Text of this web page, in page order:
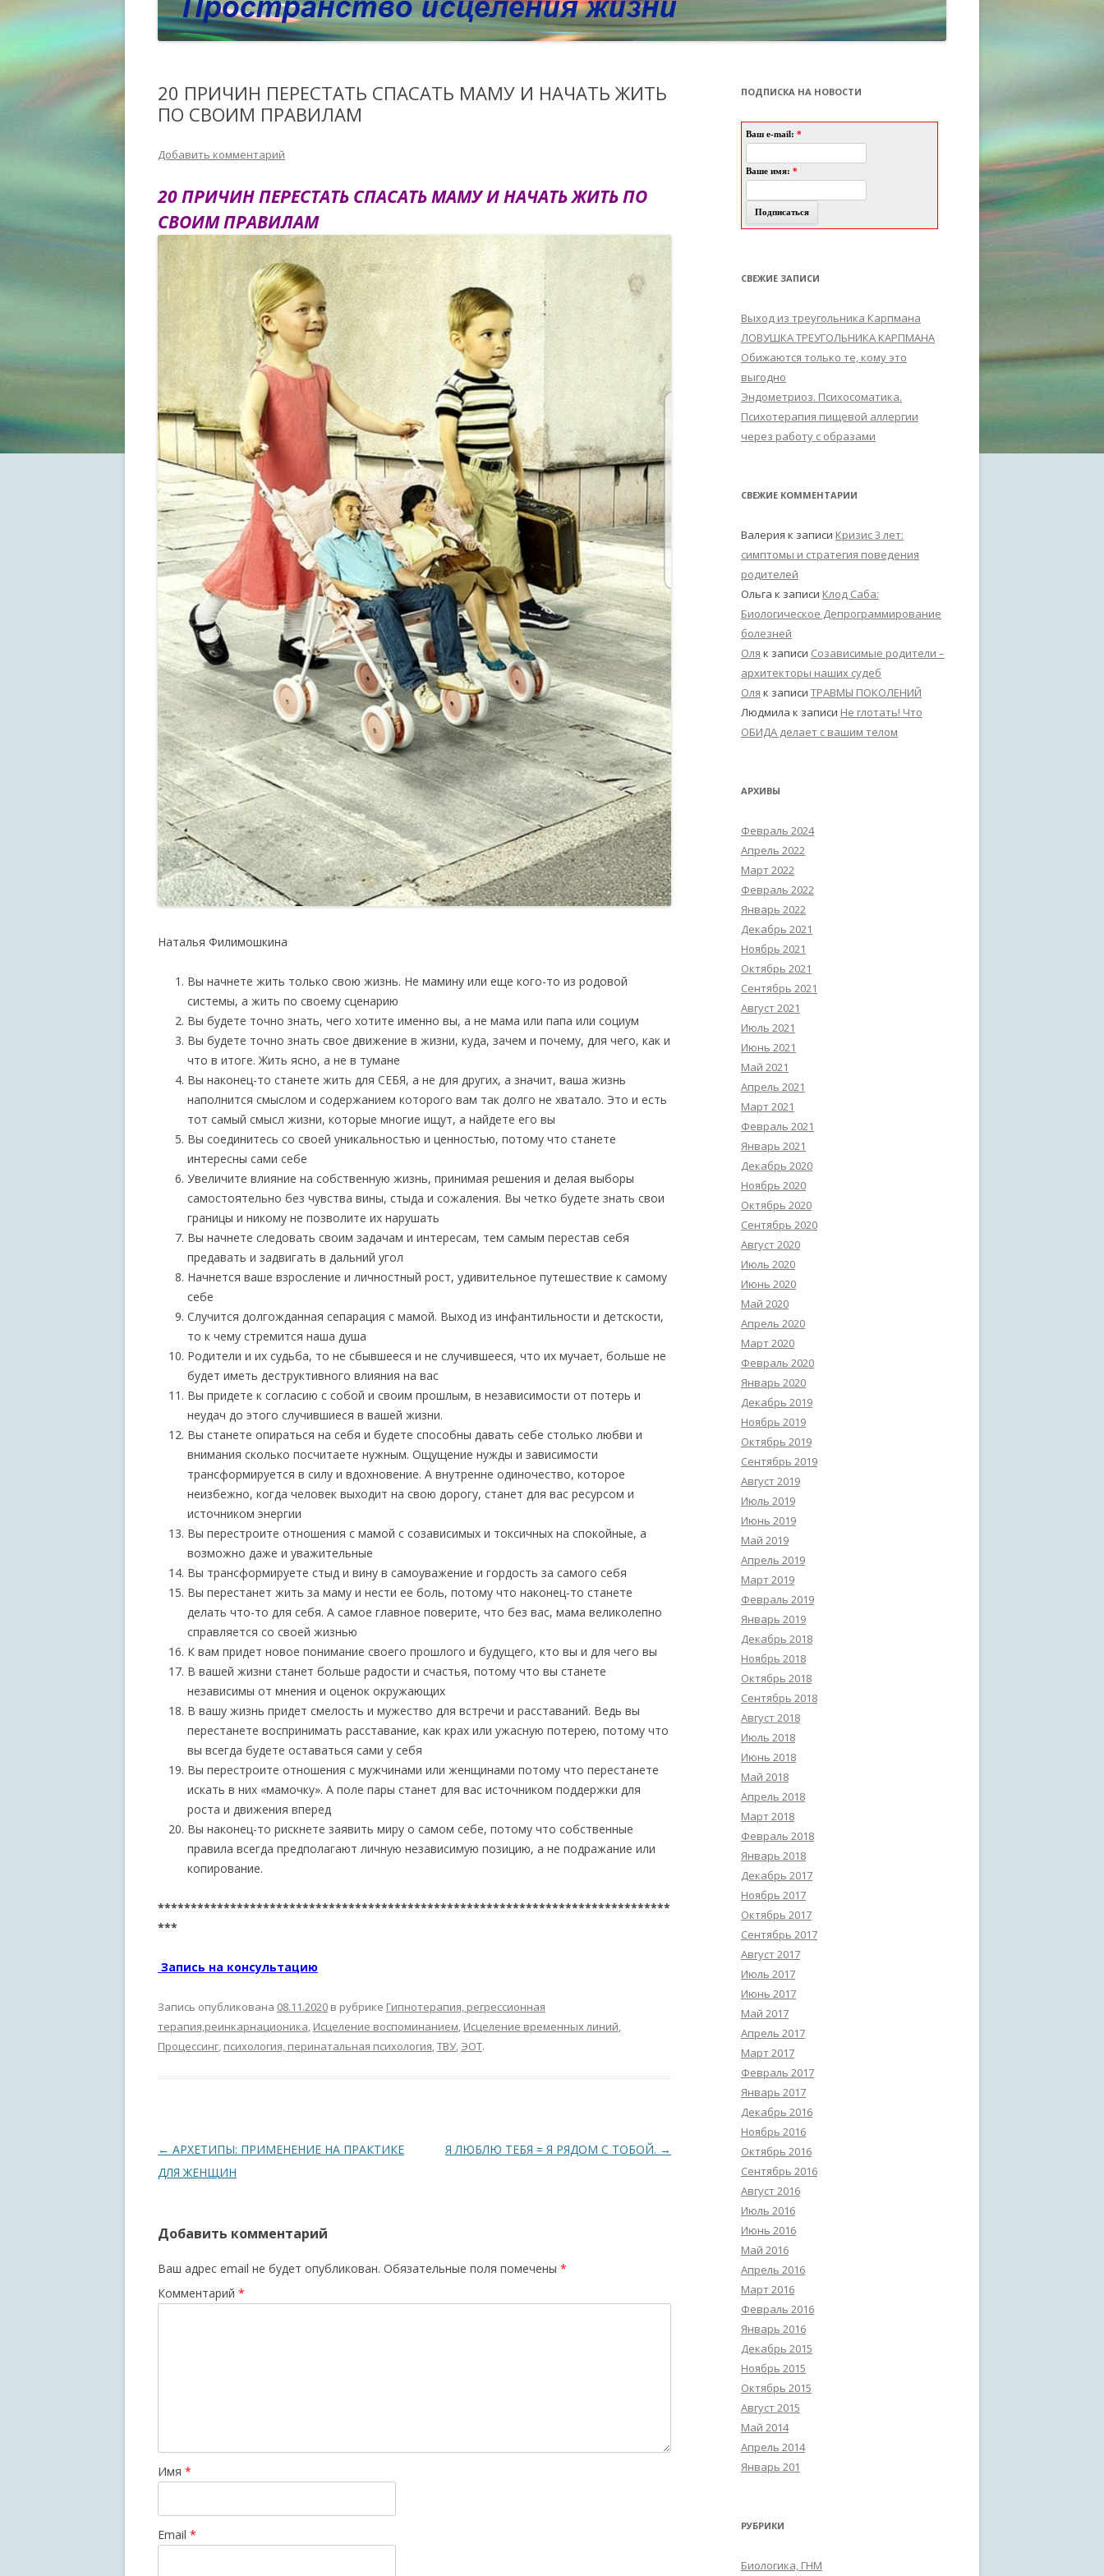
20 ПРИЧИН ПЕРЕСТАТЬ СПАСАТЬ МАМУ И НАЧАТЬ ЖИТЬ
ПО СВОИМ ПРАВИЛАМ
Добавить комментарий
20 ПРИЧИН ПЕРЕСТАТЬ СПАСАТЬ МАМУ И НАЧАТЬ ЖИТЬ ПО
СВОИМ ПРАВИЛАМ
Наталья Филимошкина
Вы начнете жить только свою жизнь. Не мамину или еще кого-то из родовой
системы, а жить по своему сценарию
Вы будете точно знать, чего хотите именно вы, а не мама или папа или социум
Вы будете точно знать свое движение в жизни, куда, зачем и почему, для чего, как и
что в итоге. Жить ясно, а не в тумане
Вы наконец-то станете жить для СЕБЯ, а не для других, а значит, ваша жизнь
наполнится смыслом и содержанием которого вам так долго не хватало. Это и есть
тот самый смысл жизни, которые многие ищут, а найдете его вы
Вы соединитесь со своей уникальностью и ценностью, потому что станете
интересны сами себе
Увеличите влияние на собственную жизнь, принимая решения и делая выборы
самостоятельно без чувства вины, стыда и сожаления. Вы четко будете знать свои
границы и никому не позволите их нарушать
Вы начнете следовать своим задачам и интересам, тем самым перестав себя
предавать и задвигать в дальний угол
Начнется ваше взросление и личностный рост, удивительное путешествие к самому
себе
Случится долгожданная сепарация с мамой. Выход из инфантильности и детскости,
то к чему стремится наша душа
Родители и их судьба, то не сбывшееся и не случившееся, что их мучает, больше не
будет иметь деструктивного влияния на вас
Вы придете к согласию с собой и своим прошлым, в независимости от потерь и
неудач до этого случившиеся в вашей жизни.
Вы станете опираться на себя и будете способны давать себе столько любви и
внимания сколько посчитаете нужным. Ощущение нужды и зависимости
трансформируется в силу и вдохновение. А внутренне одиночество, которое
неизбежно, когда человек выходит на свою дорогу, станет для вас ресурсом и
источником энергии
Вы перестроите отношения с мамой с созависимых и токсичных на спокойные, а
возможно даже и уважительные
Вы трансформируете стыд и вину в самоуважение и гордость за самого себя
Вы перестанет жить за маму и нести ее боль, потому что наконец-то станете
делать что-то для себя. А самое главное поверите, что без вас, мама великолепно
справляется со своей жизнью
К вам придет новое понимание своего прошлого и будущего, кто вы и для чего вы
В вашей жизни станет больше радости и счастья, потому что вы станете
независимы от мнения и оценок окружающих
В вашу жизнь придет смелость и мужество для встречи и расставаний. Ведь вы
перестанете воспринимать расставание, как крах или ужасную потерею, потому что
вы всегда будете оставаться сами у себя
Вы перестроите отношения с мужчинами или женщинами потому что перестанете
искать в них «мамочку». А поле пары станет для вас источником поддержки для
роста и движения вперед
Вы наконец-то рискнете заявить миру о самом себе, потому что собственные
правила всегда предполагают личную независимую позицию, а не подражание или
копирование.
******************************************************************************
***
Запись на консультацию
Запись опубликована 08.11.2020 в рубрике Гипнотерапия, регрессионная
терапия,реинкарнационика, Исцеление воспоминанием, Исцеление временных линий,
Процессинг, психология, перинатальная психология,ТВУ, ЭОТ.
Навигация по записям
← АРХЕТИПЫ: ПРИМЕНЕНИЕ НА ПРАКТИКЕ
ДЛЯ ЖЕНЩИН
Я ЛЮБЛЮ ТЕБЯ = Я РЯДОМ С ТОБОЙ. →
Добавить комментарий
Ваш адрес email не будет опубликован. Обязательные поля помечены *
Комментарий *
Имя *
Email *
ПОДПИСКА НА НОВОСТИ
Ваш e-mail: *
Ваше имя: *
СВЕЖИЕ ЗАПИСИ
Выход из треугольника Карпмана
ЛОВУШКА ТРЕУГОЛЬНИКА КАРПМАНА
Обижаются только те, кому это
выгодно
Эндометриоз. Психосоматика.
Психотерапия пищевой аллергии
через работу с образами
СВЕЖИЕ КОММЕНТАРИИ
Валерия к записи Кризис 3 лет:
симптомы и стратегия поведения
родителей
Ольга к записи Клод Саба:
Биологическое Депрограммирование
болезней
Оля к записи Созависимые родители –
архитекторы наших судеб
Оля к записи ТРАВМЫ ПОКОЛЕНИЙ
Людмила к записи Не глотать! Что
ОБИДА делает с вашим телом
АРХИВЫ
Февраль 2024
Апрель 2022
Март 2022
Февраль 2022
Январь 2022
Декабрь 2021
Ноябрь 2021
Октябрь 2021
Сентябрь 2021
Август 2021
Июль 2021
Июнь 2021
Май 2021
Апрель 2021
Март 2021
Февраль 2021
Январь 2021
Декабрь 2020
Ноябрь 2020
Октябрь 2020
Сентябрь 2020
Август 2020
Июль 2020
Июнь 2020
Май 2020
Апрель 2020
Март 2020
Февраль 2020
Январь 2020
Декабрь 2019
Ноябрь 2019
Октябрь 2019
Сентябрь 2019
Август 2019
Июль 2019
Июнь 2019
Май 2019
Апрель 2019
Март 2019
Февраль 2019
Январь 2019
Декабрь 2018
Ноябрь 2018
Октябрь 2018
Сентябрь 2018
Август 2018
Июль 2018
Июнь 2018
Май 2018
Апрель 2018
Март 2018
Февраль 2018
Январь 2018
Декабрь 2017
Ноябрь 2017
Октябрь 2017
Сентябрь 2017
Август 2017
Июль 2017
Июнь 2017
Май 2017
Апрель 2017
Март 2017
Февраль 2017
Январь 2017
Декабрь 2016
Ноябрь 2016
Октябрь 2016
Сентябрь 2016
Август 2016
Июль 2016
Июнь 2016
Май 2016
Апрель 2016
Март 2016
Февраль 2016
Январь 2016
Декабрь 2015
Ноябрь 2015
Октябрь 2015
Август 2015
Май 2014
Апрель 2014
Январь 201
РУБРИКИ
Биологика, ГНМ